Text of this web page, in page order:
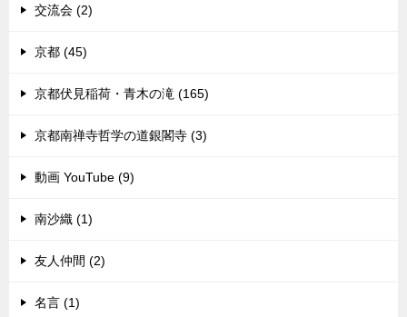
交流会 (2)
京都 (45)
京都伏見稲荷・青木の滝 (165)
京都南禅寺哲学の道銀閣寺 (3)
動画 YouTube (9)
南沙織 (1)
友人仲間 (2)
名言 (1)